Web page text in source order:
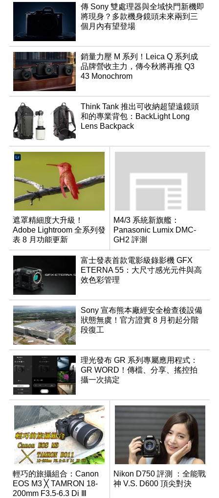
傳 Sony 雙處理器與全域快門新機即
將現身？多款機身鏡頭未來兩到三
個月內有望登場
銷量力壓 M 系列！Leica Q 系列成
品牌營收主力，傳今秋將再推 Q3
43 Monochrom
Think Tank 推出可收納超望遠鏡頭
和的專業背包：BackLight Long
Lens Backpack
遮罩精細度大升級！
Adobe Lightroom 全系列發
表 8 月功能更新
M4/3 系統新旗艦：
Panasonic Lumix DMC-
GH2 評測
富士發表首款電影級錄影機 GFX
ETERNA 55：大尺寸感光元件與高
效色彩管理
Sony 宣布熊本廠經安全檢查後設備
狀態無虞！官方證實 8 月初起分階
段復工
理光發布 GR 系列專屬應用程式：
GR WORD！傳檔、分享、搖控拍
攝一次搞定
輕巧的旅攝組合：Canon
EOS M3 ╳ TAMRON 18-
200mm F3.5-6.3 Di Ⅲ
Nikon D750 評測 ：全能戰
神 V.S. D600 頂尖對決